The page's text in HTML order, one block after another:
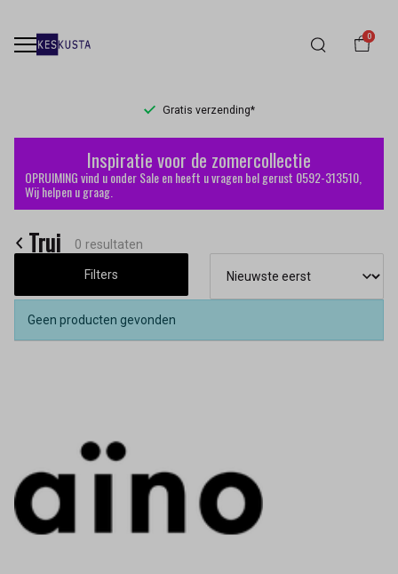
0
Gratis verzending*
Trui
Keskusta
Inspiratie voor de zomercollectie
OPRUIMING vind u onder Sale en heeft u vragen bel gerust 0592-313510,
Wij helpen u graag.
Trui 0 resultaten
Filters
Geen producten gevonden